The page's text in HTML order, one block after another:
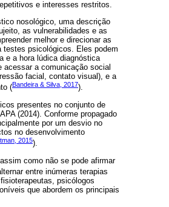
e interesses restritos.
nosológico, uma descrição
as vulnerabilidades e as
melhor e direcionar as
testes psicológicos. Eles podem
e a hora lúdica diagnóstica
acessar a comunicação social
facial, contato visual), e a
(Bandeira & Silva, 2017).
presentes no conjunto de
(2014). Conforme propagado
por um desvio no
no desenvolvimento
2015).
como não se pode afirmar
entre inúmeras terapias
psicólogos
que abordem os principais